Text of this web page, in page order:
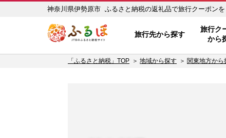
神奈川県伊勢原市 ふるさと納税の返礼品で旅行クーポン
旅行先から探す
旅行ク
から
「ふるさと納税」TOP 地域から探す 関東地方から